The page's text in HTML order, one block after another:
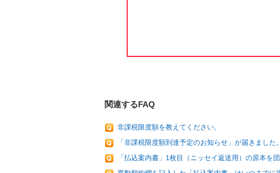
関連するFAQ
非課税限度額を教えてください。
「非課税限度額到達予定のお知らせ」が届きました
「払込案内書」1枚目（ニッセイ返送用）の原本を